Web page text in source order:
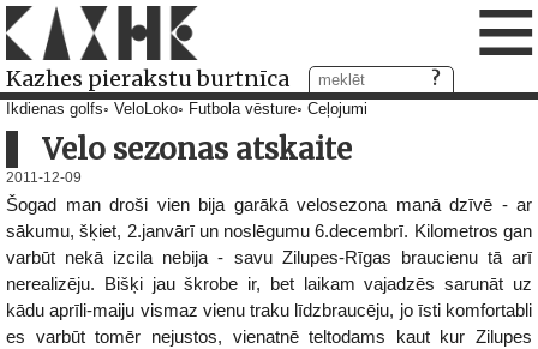
Kazhes pierakstu burtnīca ≡
Ikdienas golfs VeloLoko Futbola vēsture Ceļojumi
Velo sezonas atskaite
2011-12-09
Šogad man droši vien bija garākā velosezona manā dzīvē - ar
sākumu, šķiet, 2.janvārī un noslēgumu 6.decembrī. Kilometros gan
varbūt nekā izcila nebija - savu Zilupes-Rīgas braucienu tā arī
nerealizēju. Bišķi jau škrobe ir, bet laikam vajadzēs sarunāt uz
kādu aprīli-maiju vismaz vienu traku līdzbraucēju, jo īsti komfortabli
es varbūt tomēr nejustos, vienatnē teltodams kaut kur Zilupes